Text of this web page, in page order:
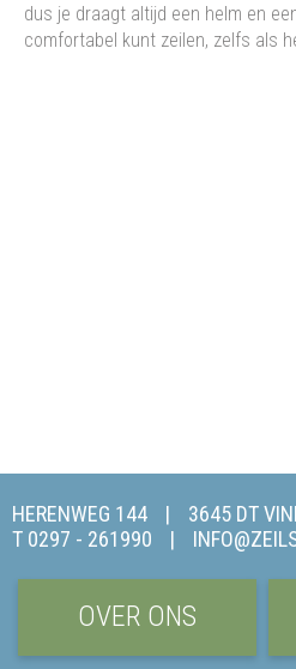
dus je draagt altijd een helm en
comfortabel kunt zeilen, zelfs als
HERENWEG 144
3645 DT
T 0297 - 261990
OVER ONS